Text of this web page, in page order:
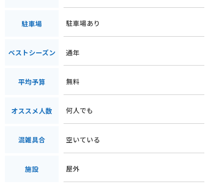
駐車場 駐車場あり
ベストシーズン 通年
平均予算 無料
オススメ人数 何人でも
混雑具合 空いている
施設 屋外